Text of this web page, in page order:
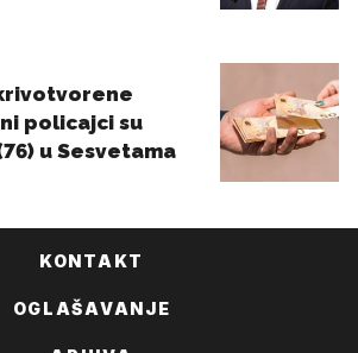
KONTAKT
OGLAŠAVANJE